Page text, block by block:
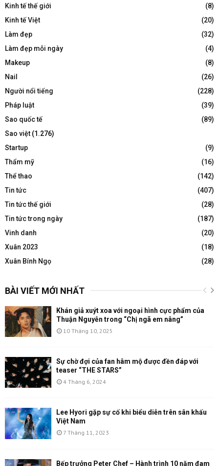
Kinh tế thế giới
(8)
Kinh tế Việt
(20)
Làm đẹp
(32)
Làm đẹp mỗi ngày
(4)
Makeup
(8)
Nail
(26)
Người nổi tiếng
(228)
Pháp luật
(39)
Sao quốc tế
(89)
Sao việt (1.276)
Startup
(9)
Thẩm mỹ
(16)
Thể thao
(142)
Tin tức
(407)
Tin tức thế giới
(28)
Tin tức trong ngày
(187)
Vinh danh
(20)
Xuân 2023
(18)
Xuân Bính Ngọ
(28)
BÀI VIẾT MỚI NHẤT
Khán giả xuýt xoa với ngoại hình cực phẩm của
Thuận Nguyễn trong “Chị ngã em nâng”
10 Tháng 10, 2025
Sự chờ đợi của fan hâm mộ được đền đáp với
teaser “THE STARS”
4 Tháng 6, 2024
Lee Hyori gặp sự cố khi biểu diễn trên sân khấu
Việt Nam
7 Tháng 11, 2023
Bếp trưởng Peter Chef – Hành trình 10 năm đam